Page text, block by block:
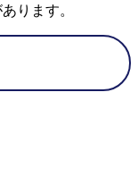
ります。